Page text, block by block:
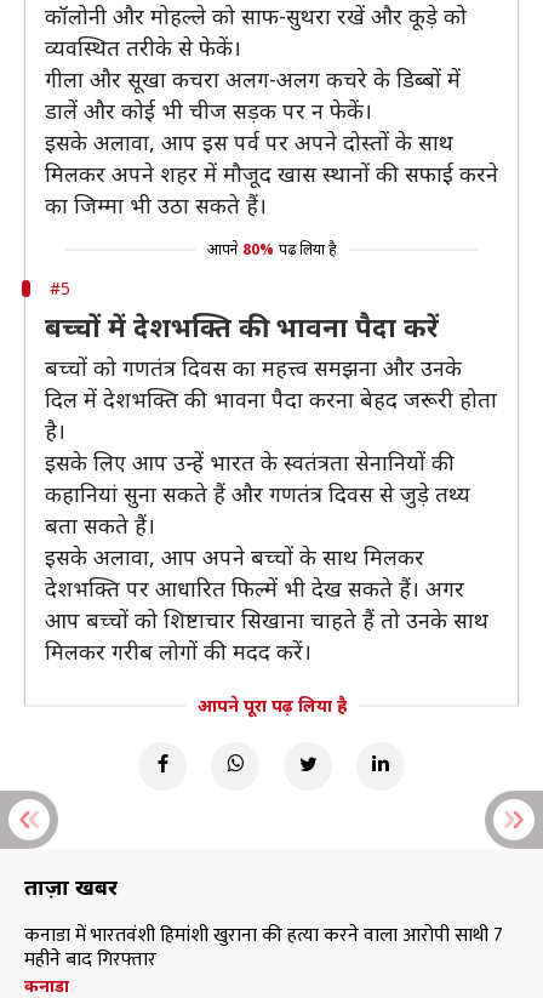
कॉलोनी और मोहल्ले को साफ-सुथरा रखें और कूड़े को
व्यवस्थित तरीके से फेकें।
गीला और सूखा कचरा अलग-अलग कचरे के डिब्बों में
डालें और कोई भी चीज सड़क पर न फेकें।
इसके अलावा, आप इस पर्व पर अपने दोस्तों के साथ
मिलकर अपने शहर में मौजूद खास स्थानों की सफाई करने
का जिम्मा भी उठा सकते हैं।
आपने 80% पढ़ लिया है
#5
बच्चों में देशभक्ति की भावना पैदा करें
बच्चों को गणतंत्र दिवस का महत्त्व समझना और उनके
दिल में देशभक्ति की भावना पैदा करना बेहद जरूरी होता
है।
इसके लिए आप उन्हें भारत के स्वतंत्रता सेनानियों की
कहानियां सुना सकते हैं और गणतंत्र दिवस से जुड़े तथ्य
बता सकते हैं।
इसके अलावा, आप अपने बच्चों के साथ मिलकर
देशभक्ति पर आधारित फिल्में भी देख सकते हैं। अगर
आप बच्चों को शिष्टाचार सिखाना चाहते हैं तो उनके साथ
मिलकर गरीब लोगों की मदद करें।
आपने पूरा पढ़ लिया है
ताज़ा खबरें
कनाडा में भारतवंशी हिमांशी खुराना की हत्या करने वाला आरोपी साथी 7
महीने बाद गिरफ्तार
कनाडा